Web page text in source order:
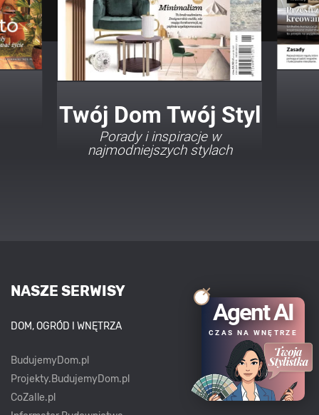
Twój Dom Twój Styl
Porady i inspiracje w
najmodniejszych stylach
NASZE SERWISY
DOM, OGRÓD I WNĘTRZA
BudujemyDom.pl
Projekty.BudujemyDom.pl
CoZaIle.pl
Agent AI
CZAS NA WNĘTRZE